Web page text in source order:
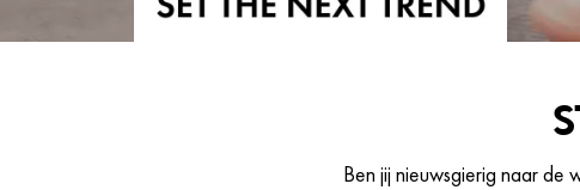
Ben jij nieuwsgierig naar de